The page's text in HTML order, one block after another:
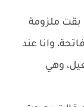
ملزومة
وانا عند
وهي